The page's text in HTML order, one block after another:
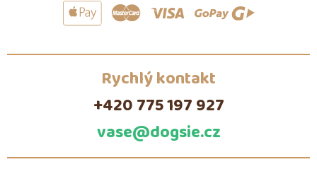
Rychlý kontakt
+420 775 197 927
vase@dogsie.cz